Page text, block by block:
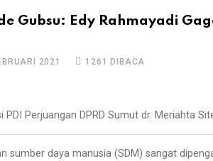
Gubsu: Edy Rahmayadi
2021 1261 DIBACA
PDI Perjuangan DPRD Sumut dr. Meriahta
sumber daya manusia (SDM) sangat